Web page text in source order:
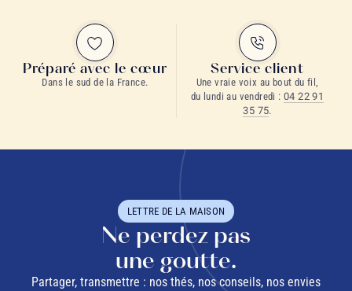
Préparé avec le cœur
Dans le sud de la France.
Service client
Une vraie voix au bout du fil,
du lundi au vendredi :04 22 91
35 75.
LETTRE DE LA MAISON
Ne perdez pas
une goutte.
Partager, transmettre : nos thés, nos conseils, nos envies